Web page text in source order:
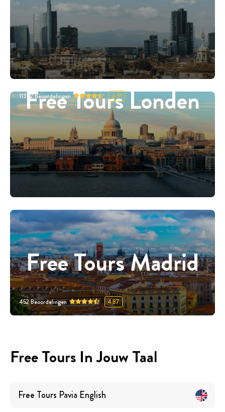
Free Tours Londen
11332Beoordelingen 4.91
Free Tours Madrid
452Beoordelingen 4.87
Free Tours In Jouw Taal
Free Tours Pavia English